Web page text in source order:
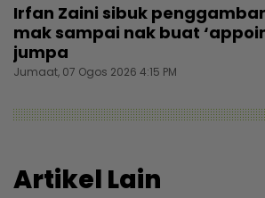
Irfan Zaini sibuk
mak sampai nak buat
jumpa
Jumaat, 07 Ogos 2026 4:15 PM
Artikel Lain